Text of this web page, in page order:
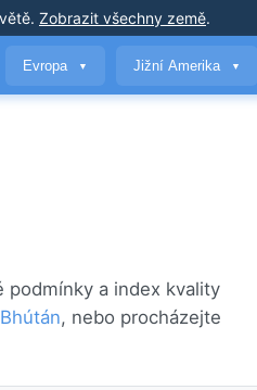
. Zobrazit všechny země.
Evropa ▼ Jižní Amerika ▼
podmínky a index kvality
Bhútán, nebo procházejte